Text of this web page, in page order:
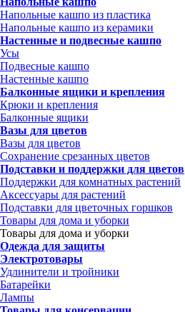
Напольные кашпо из пластика
Напольные кашпо из керамики
Настенные и подвесные кашпо
Усы
Подвесные кашпо
Настенные кашпо
Балконные ящики и крепления
Крюки и крепления
Балконные ящики
Вазы для цветов
Вазы для цветов
Сохранение срезанных цветов
Подставки и поддержки для цветов
Поддержки для комнатных растений
Аксессуары для растений
Подставки для цветочных горшков
Товары для дома и уборки
Товары для дома и уборки
Одежда для защиты
Электротовары
Удлинители и тройники
Батарейки
Лампы